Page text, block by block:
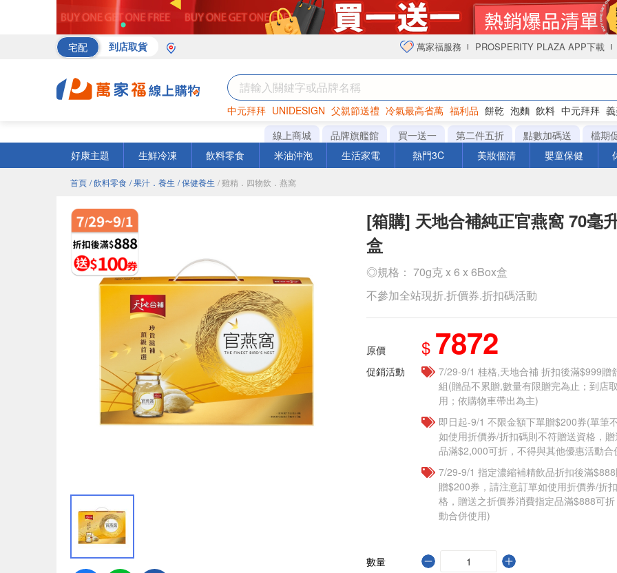
宅配 到店取貨 萬家福服務 PROSPERITY PLAZA APP下載
中元拜拜 UNIDESIGN 父親節送禮 冷氣最高省萬 福利品 餅乾 泡麵 飲料 中元拜拜
巧克力 罐頭 衛生紙
線上商城 品牌旗艦館 買一送一 第二件五折 點數加碼送
檔期
好康主題
生鮮冷凍 飲料零食 米油沖泡 生活家電 熱門3C 美妝個清 嬰童保健
首頁 / 飲料零食 / 果汁．養生 / 保健養生 / 雞精．四物飲．燕窩
[箱購] 天地合補純正官燕窩 70毫
盒
◎規格： 70g克 x 6 x 6Box盒
不參加全站現折.折價券.折扣碼活動
原價 $ 7872
促銷活動
7/29-9/1 桂格,天地合補 折扣後滿$999贈
組(贈品不累贈,數量有限贈完為止；到店
用；依購物車帶出為主)​
即日起-9/1 不限金額下單贈$200券(單筆
如使用折價券/折扣碼則不符贈送資格，
品滿$2,000可折，不得與其他優惠活動合
7/29-9/1 指定濃縮補精飲品​折扣後滿
贈$200券，請注意訂單如使用折價券/折
格，贈送之折價券消費指定品滿$888可
動合併使用)
數量